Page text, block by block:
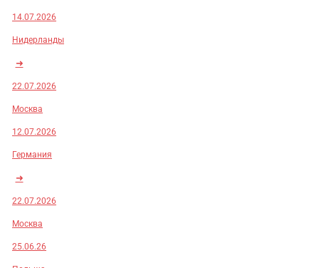
14.07.2026
Нидерланды
➜
22.07.2026
Москва
12.07.2026
Германия
➜
22.07.2026
Москва
25.06.26